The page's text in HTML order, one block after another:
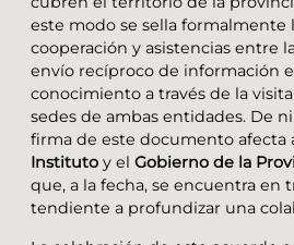
este modo se sella formalmente
cooperación y asistencias entre
envío recíproco de información
conocimiento a través de la
sedes de ambas entidades. De
firma de este documento afecta
Instituto y el Gobierno de la
que, a la fecha, se encuentra en
tendiente a profundizar una